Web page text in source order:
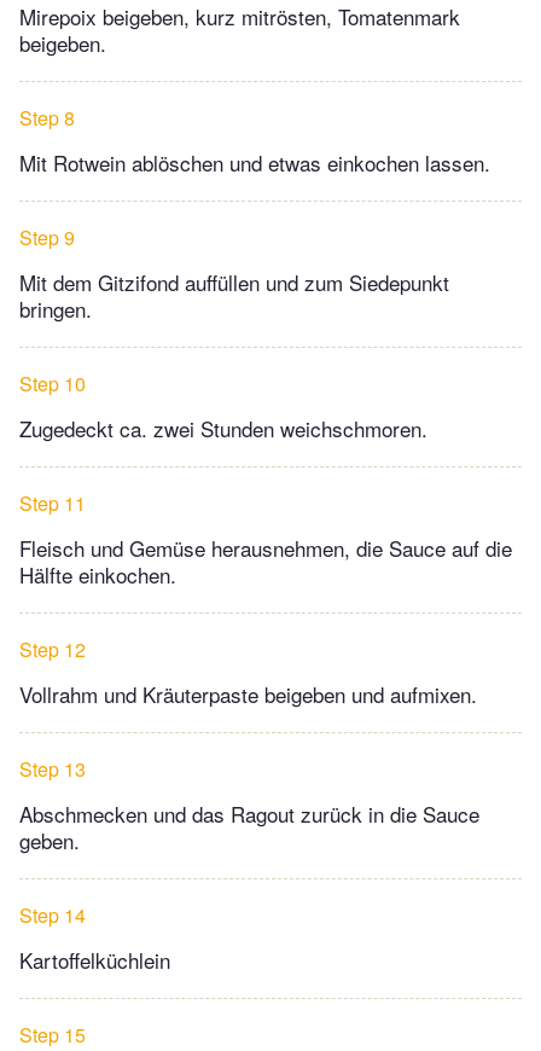
Mirepoix beigeben, kurz mitrösten, Tomatenmark
beigeben.
Step 8
Mit Rotwein ablöschen und etwas einkochen lassen.
Step 9
Mit dem Gitzifond auffüllen und zum Siedepunkt
bringen.
Step 10
Zugedeckt ca. zwei Stunden weichschmoren.
Step 11
Fleisch und Gemüse herausnehmen, die Sauce auf die
Hälfte einkochen.
Step 12
Vollrahm und Kräuterpaste beigeben und aufmixen.
Step 13
Abschmecken und das Ragout zurück in die Sauce
geben.
Step 14
Kartoffelküchlein
Step 15